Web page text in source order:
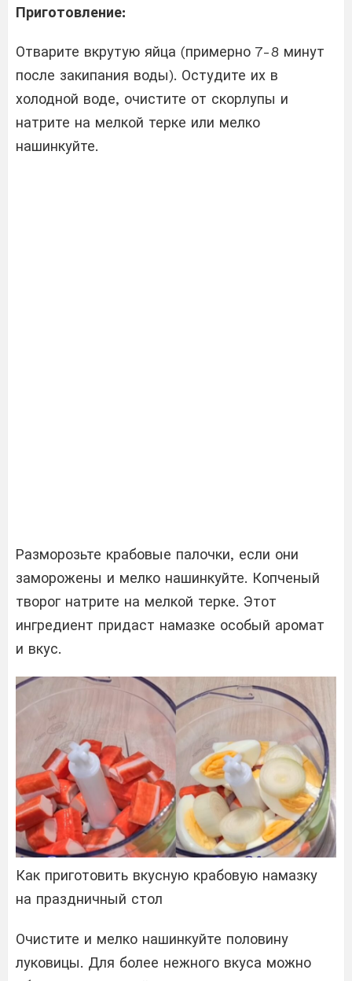
Приготовление:
Отварите вкрутую яйца (примерно 7-8 минут
после закипания воды). Остудите их в
холодной воде, очистите от скорлупы и
натрите на мелкой терке или мелко
нашинкуйте.
Разморозьте крабовые палочки, если они
заморожены и мелко нашинкуйте. Копченый
творог натрите на мелкой терке. Этот
ингредиент придаст намазке особый аромат
и вкус.
Как приготовить вкусную крабовую намазку
на праздничный стол
Очистите и мелко нашинкуйте половину
луковицы. Для более нежного вкуса можно